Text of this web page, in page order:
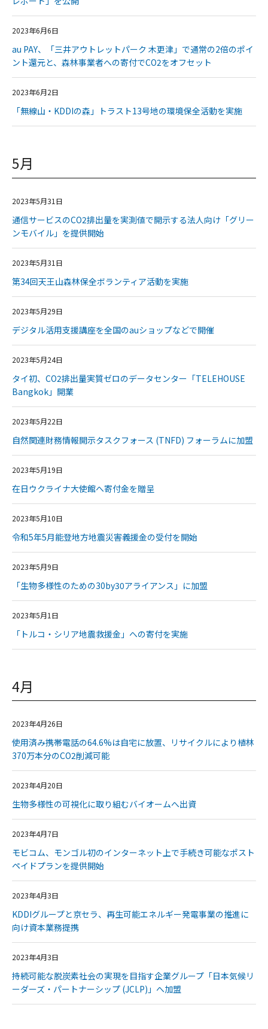
2023年6月6日
au PAY、「三井アウトレットパーク 木更津」で通常の2倍のポイ
ント還元と、森林事業者への寄付でCO2をオフセット
2023年6月2日
「無線山・KDDIの森」トラスト13号地の環境保全活動を実施
5月
2023年5月31日
通信サービスのCO2排出量を実測値で開示する法人向け「グリー
ンモバイル」を提供開始
2023年5月31日
第34回天王山森林保全ボランティア活動を実施
2023年5月29日
デジタル活用支援講座を全国のauショップなどで開催
2023年5月24日
タイ初、CO2排出量実質ゼロのデータセンター「TELEHOUSE
Bangkok」開業
2023年5月22日
自然関連財務情報開示タスクフォース (TNFD) フォーラムに加盟
2023年5月19日
在日ウクライナ大使館へ寄付金を贈呈
2023年5月10日
令和5年5月能登地方地震災害義援金の受付を開始
2023年5月9日
「生物多様性のための30by30アライアンス」に加盟
2023年5月1日
「トルコ・シリア地震救援金」への寄付を実施
4月
2023年4月26日
使用済み携帯電話の64.6%は自宅に放置、リサイクルにより植林
370万本分のCO2削減可能
2023年4月20日
生物多様性の可視化に取り組むバイオームへ出資
2023年4月7日
モビコム、モンゴル初のインターネット上で手続き可能なポスト
ペイドプランを提供開始
2023年4月3日
KDDIグループと京セラ、再生可能エネルギー発電事業の推進に
向け資本業務提携
2023年4月3日
持続可能な脱炭素社会の実現を目指す企業グループ「日本気候リ
ーダーズ・パートナーシップ (JCLP)」へ加盟